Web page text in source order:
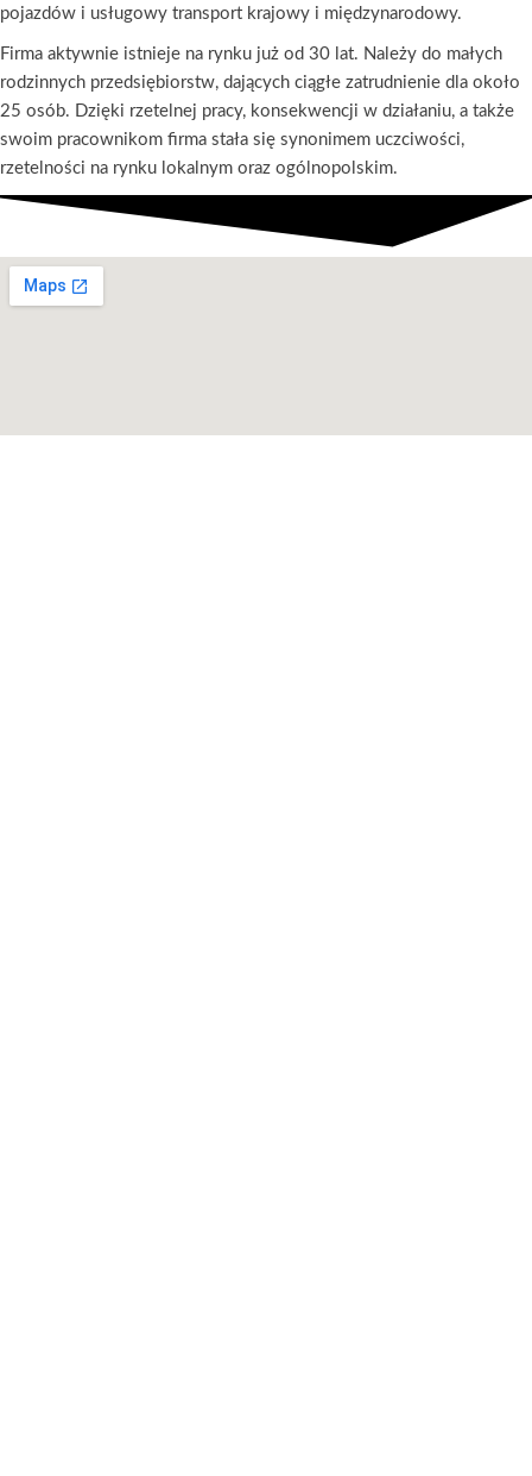
pojazdów i usługowy transport krajowy i międzynarodowy.
Firma aktywnie istnieje na rynku już od 30 lat. Należy do małych
rodzinnych przedsiębiorstw, dających ciągłe zatrudnienie dla około
25 osób. Dzięki rzetelnej pracy, konsekwencji w działaniu, a także
swoim pracownikom firma stała się synonimem uczciwości,
rzetelności na rynku lokalnym oraz ogólnopolskim.